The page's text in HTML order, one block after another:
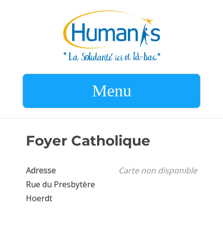
Menu
Foyer Catholique
Carte non disponible
Adresse
Rue du Presbytère
Hoerdt